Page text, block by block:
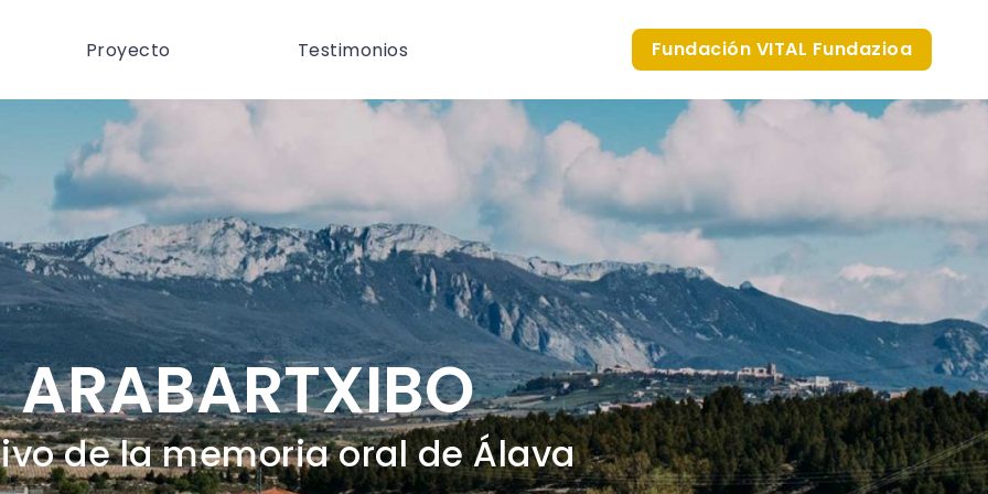
Proyecto Testimonios Fundación VITAL Fundazioa
ARABARTXIBO
de la memoria oral de Álava